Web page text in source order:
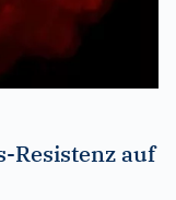
Resistenz auf